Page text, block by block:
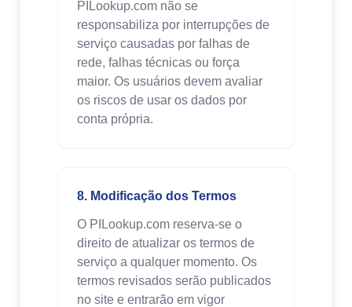
PILookup.com não se
responsabiliza por interrupções de
serviço causadas por falhas de
rede, falhas técnicas ou força
maior. Os usuários devem avaliar
os riscos de usar os dados por
conta própria.
8. Modificação dos Termos
O PILookup.com reserva-se o
direito de atualizar os termos de
serviço a qualquer momento. Os
termos revisados serão publicados
no site e entrarão em vigor